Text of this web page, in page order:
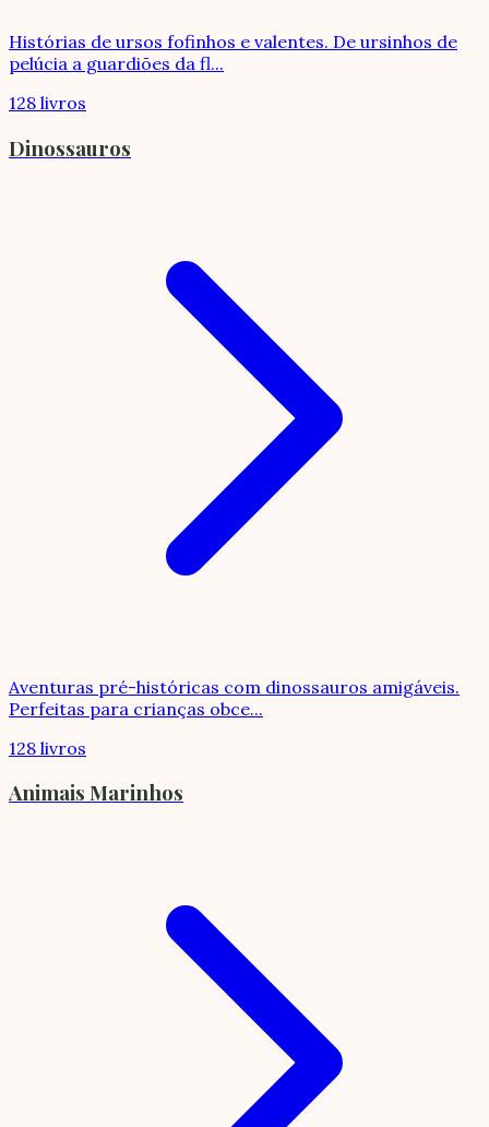
Histórias de ursos fofinhos e valentes. De ursinhos de
pelúcia a guardiões da fl...
128 livros
Dinossauros
Aventuras pré-históricas com dinossauros amigáveis.
Perfeitas para crianças obce...
128 livros
Animais Marinhos